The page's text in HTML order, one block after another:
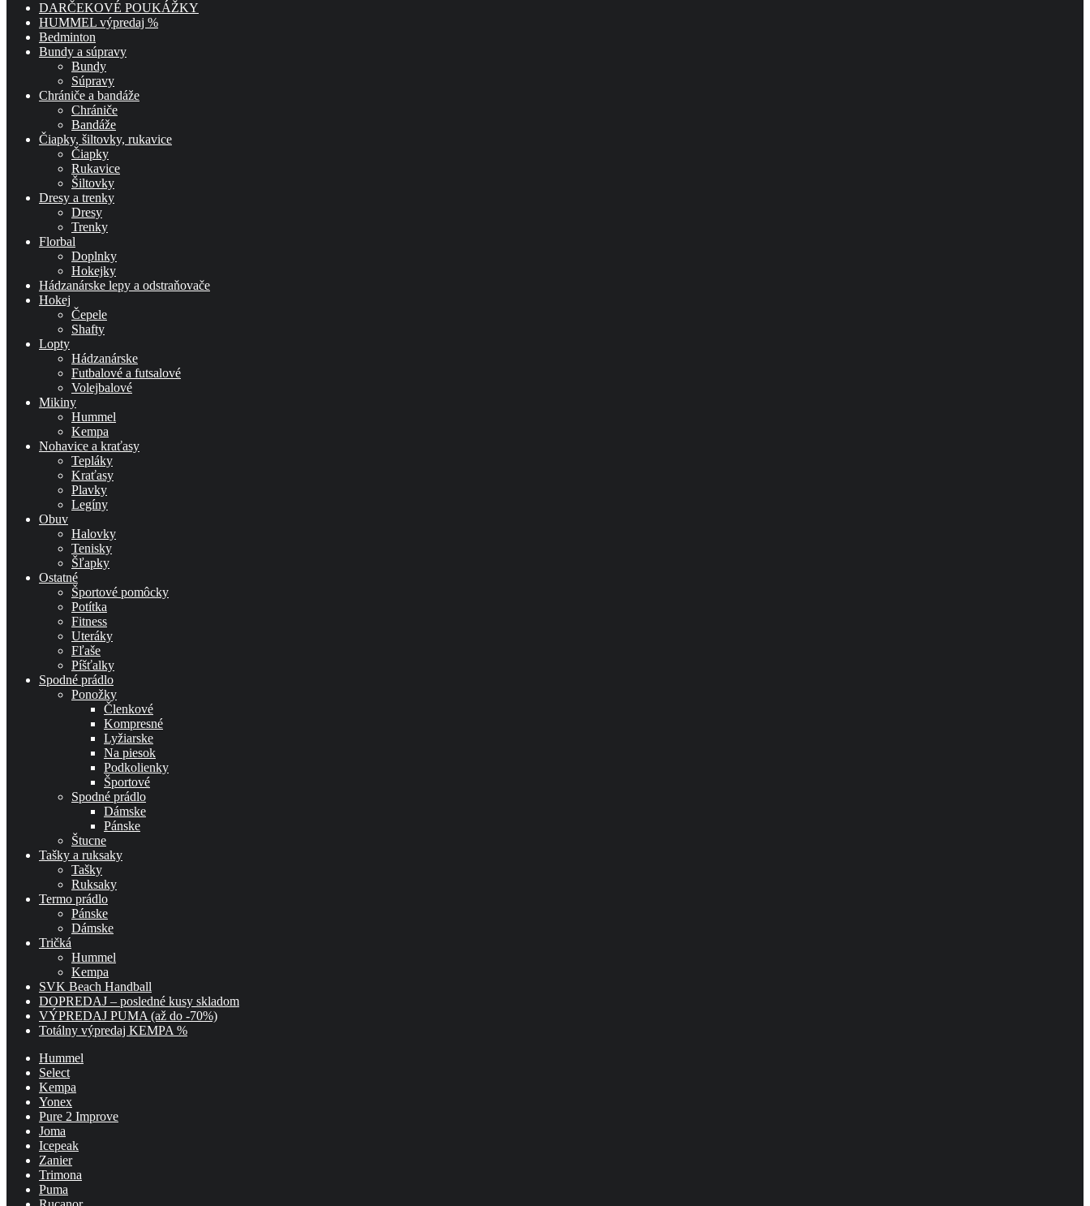
DARČEKOVÉ POUKÁŽKY
HUMMEL výpredaj %
Bedminton
Bundy a súpravy
Bundy
Súpravy
Chrániče a bandáže
Chrániče
Bandáže
Čiapky, šiltovky, rukavice
Čiapky
Rukavice
Šiltovky
Dresy a trenky
Dresy
Trenky
Florbal
Doplnky
Hokejky
Hádzanárske lepy a odstraňovače
Hokej
Čepele
Shafty
Lopty
Hádzanárske
Futbalové a futsalové
Volejbalové
Mikiny
Hummel
Kempa
Nohavice a kraťasy
Tepláky
Kraťasy
Plavky
Legíny
Obuv
Halovky
Tenisky
Šľapky
Ostatné
Športové pomôcky
Potítka
Fitness
Uteráky
Fľaše
Píšťalky
Spodné prádlo
Ponožky
Členkové
Kompresné
Lyžiarske
Na piesok
Podkolienky
Športové
Spodné prádlo
Dámske
Pánske
Štucne
Tašky a ruksaky
Tašky
Ruksaky
Termo prádlo
Pánske
Dámske
Tričká
Hummel
Kempa
SVK Beach Handball
DOPREDAJ – posledné kusy skladom
VÝPREDAJ PUMA (až do -70%)
Totálny výpredaj KEMPA %
Hummel
Select
Kempa
Yonex
Pure 2 Improve
Joma
Icepeak
Zanier
Trimona
Puma